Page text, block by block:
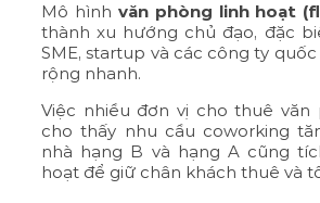
Mô hình văn phòng linh hoạt
thành xu hướng chủ đạo, đặc
SME, startup và các công ty
rộng nhanh.
Việc nhiều đơn vị cho thuê
cho thấy nhu cầu coworking
nhà hạng B và hạng A cũng
hoạt để giữ chân khách thuê và